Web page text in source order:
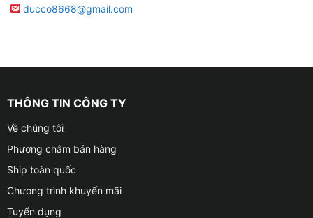
ducco8668@gmail.com
THÔNG TIN CÔNG TY
Về chúng tôi
Phương châm bán hàng
Ship toàn quốc
Chương trình khuyến mãi
Tuyển dụng